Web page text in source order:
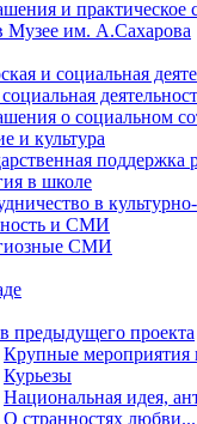
и практическое
Музее им. А.Сахарова
и социальная
о социальном
и культура
поддержка
в школе
в
и СМИ
СМИ
предыдущего проекта
Крупные мероприятия
Курьезы
Национальная идея,
О странностях любви...